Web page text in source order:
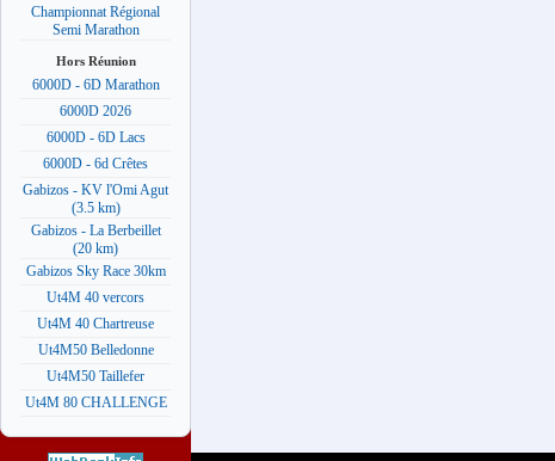
Championnat Régional
Semi Marathon
Hors Réunion
6000D - 6D Marathon
6000D 2026
6000D - 6D Lacs
6000D - 6d Crêtes
Gabizos - KV l'Omi Agut
(3.5 km)
Gabizos - La Berbeillet
(20 km)
Gabizos Sky Race 30km
Ut4M 40 vercors
Ut4M 40 Chartreuse
Ut4M50 Belledonne
Ut4M50 Taillefer
Ut4M 80 CHALLENGE